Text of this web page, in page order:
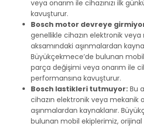
veya onarım ile cihazınızı ilk
kavuşturur.
Bosch motor devreye
genellikle cihazın elektronik
aksamındaki aşınmalardan
Büyükçekmece’de bulunan
parça değişimi veya onarım ile
performansına kavuşturur.
Bosch lastikleri tutmuyor: Bu
cihazın elektronik veya mekanik
aşınmalardan kaynaklanır.
bulunan mobil ekiplerimiz,